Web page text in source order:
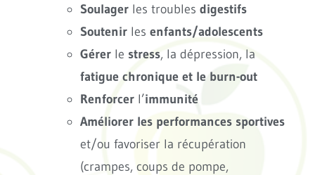
Soulager les troubles digestifs
Soutenir les enfants/adolescents
Gérer le stress, la dépression, la
fatigue chronique et le burn-out
Renforcer l’immunité
Améliorer les performances sportives
et/ou favoriser la récupération
(crampes, coups de pompe,